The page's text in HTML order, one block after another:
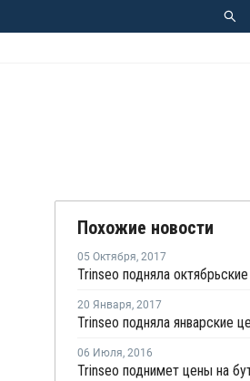
Похожие новости
05 Октября, 2017
20 Января, 2017
06 Июля, 2016